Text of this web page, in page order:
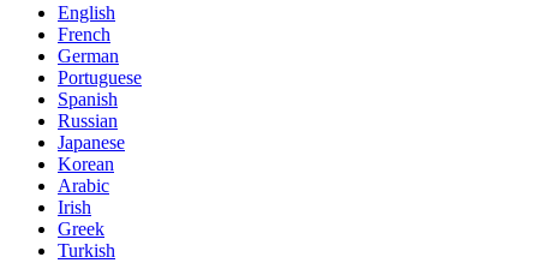
English
French
German
Portuguese
Spanish
Russian
Japanese
Korean
Arabic
Irish
Greek
Turkish